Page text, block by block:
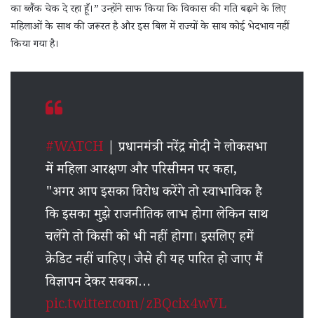
का ब्लैंक चेक दे रहा हूँ।” उन्होंने साफ किया कि विकास की गति बढ़ाने के लिए
महिलाओं के साथ की जरूरत है और इस बिल में राज्यों के साथ कोई भेदभाव नहीं
किया गया है।
#WATCH | प्रधानमंत्री नरेंद्र मोदी ने लोकसभा
में महिला आरक्षण और परिसीमन पर कहा,
"अगर आप इसका विरोध करेंगे तो स्वाभाविक है
कि इसका मुझे राजनीतिक लाभ होगा लेकिन साथ
चलेंगे तो किसी को भी नहीं होगा। इसलिए हमें
क्रेडिट नहीं चाहिए। जैसे ही यह पारित हो जाए मैं
विज्ञापन देकर सबका…
pic.twitter.com/zBQcix4wVL